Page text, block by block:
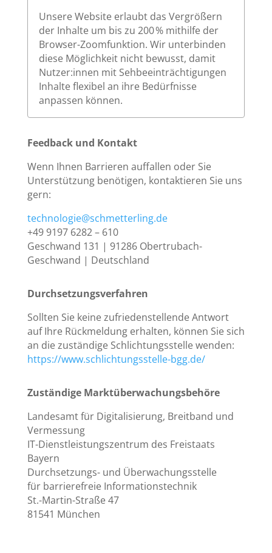
Unsere Website erlaubt das Vergrößern
der Inhalte um bis zu 200 % mithilfe der
Browser-Zoomfunktion. Wir unterbinden
diese Möglichkeit nicht bewusst, damit
Nutzer:innen mit Sehbeeinträchtigungen
Inhalte flexibel an ihre Bedürfnisse
anpassen können.
Feedback und Kontakt
Wenn Ihnen Barrieren auffallen oder Sie
Unterstützung benötigen, kontaktieren Sie uns
gern:
technologie@schmetterling.de
+49 9197 6282 – 610
Geschwand 131 | 91286 Obertrubach-
Geschwand | Deutschland
Durchsetzungsverfahren
Sollten Sie keine zufriedenstellende Antwort
auf Ihre Rückmeldung erhalten, können Sie sich
an die zuständige Schlichtungsstelle wenden:
https://www.schlichtungsstelle-bgg.de/
Zuständige Marktüberwachungsbehöre
Landesamt für Digitalisierung, Breitband und
Vermessung
IT-Dienstleistungszentrum des Freistaats
Bayern
Durchsetzungs- und Überwachungsstelle
für barrierefreie Informationstechnik
St.-Martin-Straße 47
81541 München